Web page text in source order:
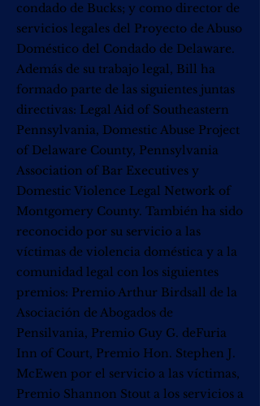
condado de Bucks; y como director de
servicios legales del Proyecto de Abuso
Doméstico del Condado de Delaware.
Además de su trabajo legal, Bill ha
formado parte de las siguientes juntas
directivas: Legal Aid of Southeastern
Pennsylvania, Domestic Abuse Project
of Delaware County, Pennsylvania
Association of Bar Executives y
Domestic Violence Legal Network of
Montgomery County. También ha sido
reconocido por su servicio a las
víctimas de violencia doméstica y a la
comunidad legal con los siguientes
premios: Premio Arthur Birdsall de la
Asociación de Abogados de
Pensilvania, Premio Guy G. deFuria
Inn of Court, Premio Hon. Stephen J.
McEwen por el servicio a las víctimas,
Premio Shannon Stout a los servicios a